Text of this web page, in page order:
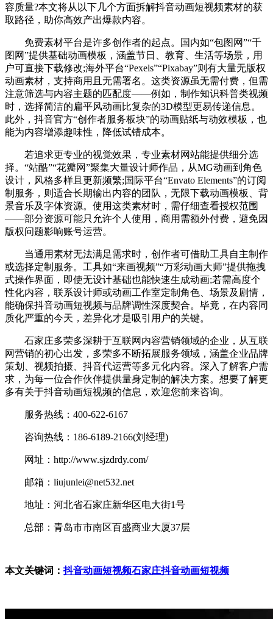
容质量?本文将从以下几个方面拆解抖音动画短视频素材的获
取路径，助你高效产出爆款内容。
免费素材平台是许多创作者的起点。国内如“包图网”“千
图网”提供基础动画模板，涵盖节日、教育、生活等场景，用
户可直接下载修改;海外平台“Pexels”“Pixabay”则有大量无版权
动画素材，支持商用且无需署名。这类资源虽无需付费，但需
注意筛选与内容主题的匹配度——例如，制作知识科普类视频
时，选择简洁的扁平风动画比复杂的3D模型更易传递信息。
此外，抖音官方“创作者服务板块”的动画贴纸与动效模板，也
能为内容增添趣味性，降低试错成本。
若追求更专业的视觉效果，专业素材网站能提供细分选
择。“站酷”“花瓣网”聚集大量设计师作品，从MG动画到角色
设计，风格多样且更新频繁;国际平台“Envato Elements”的订阅
制服务，则适合长期输出内容的团队，无限下载动画模板、背
景音乐及字体资源。使用这类素材时，需仔细查看授权范围
——部分资源可能只允许个人使用，商用需额外付费，避免因
版权问题影响账号运营。
当通用素材无法满足需求时，创作者可借助工具自主制作
或选择定制服务。工具如“来画视频”“万彩动画大师”提供拖拽
式操作界面，即使无设计基础也能快速生成动画;若需高度个
性化内容，联系设计师或动画工作室定制角色、场景及剧情，
能确保抖音动画短视频与品牌调性深度契合。毕竟，在内容同
质化严重的今天，差异化才是吸引用户的关键。
石家庄多荣多深耕于互联网内容营销领域的企业，从互联
网营销的初心出发，多荣多不断拓展服务领域，涵盖企业品牌
策划、视频拍摄、抖音代运营等多元化内容。深入了解客户需
求，为每一位合作伙伴提供量身定制的解决方案。想要了解更
多有关于抖音动画短视频的信息，欢迎您前来咨询。
服务热线：400-622-6167
咨询热线：186-6189-2166(刘经理)
网址：http://www.sjzdrdy.com/
邮箱：liujunlei@net532.net
地址：河北省石家庄新华区电大街1号
总部：青岛市市南区百盛商业大厦37层
本文关键词：抖音动画短视频石家庄抖音动画短视频